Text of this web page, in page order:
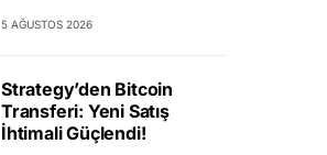
5 AĞUSTOS 2026
Strategy’den Bitcoin
Transferi: Yeni Satış
İhtimali Güçlendi!